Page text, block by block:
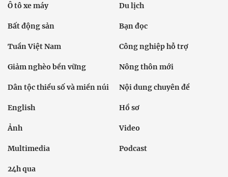
Ô tô xe máy Du lịch
Bất động sản Bạn đọc
Tuần Việt Nam Công nghiệp hỗ trợ
Giảm nghèo bền vững Nông thôn mới
Dân tộc thiểu số và miền núi Nội dung chuyên đề
English Hồ sơ
Ảnh Video
Multimedia Podcast
24h qua